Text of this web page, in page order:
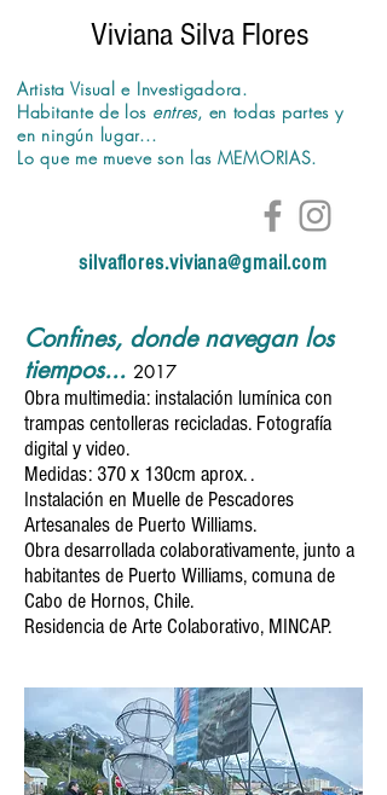
Viviana Silva Flores
Artista Visual e Investigadora.
Habitante de los entres, en todas partes y
en ningún lugar...
Lo que me mueve son las MEMORIAS.
silvaflores.viviana@gmail.com
Confines, donde navegan los
tiempos... 2017
Obra multimedia: instalación lumínica con
trampas centolleras recicladas. Fotografía
digital y video.
Medidas: 370 x 130cm aprox. .
Instalación en Muelle de Pescadores
Artesanales de Puerto Williams.
Obra desarrollada colaborativamente, junto a
habitantes de Puerto Williams, comuna de
Cabo de Hornos, Chile.
Residencia de Arte Colaborativo, MINCAP.